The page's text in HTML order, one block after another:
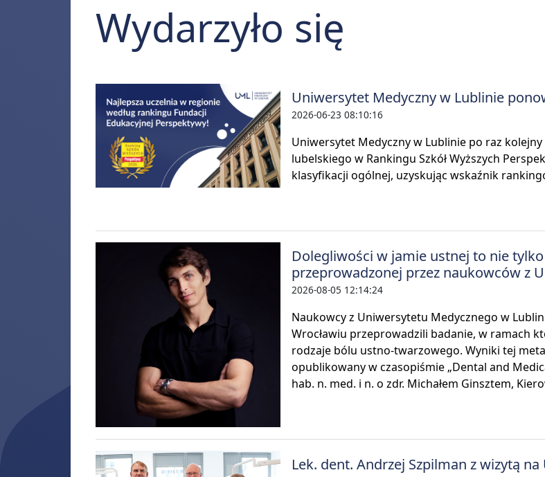
Wydarzyło się
Uniwersytet Medyczny w Lublinie
2026-06-23 08:10:16
Uniwersytet Medyczny w Lublinie po raz
lubelskiego w Rankingu Szkół Wyższych
klasyfikacji ogólnej, uzyskując wskaźnik
Dolegliwości w jamie ustnej to nie
przeprowadzonej przez naukowców z
2026-08-05 12:14:24
Naukowcy z Uniwersytetu Medycznego w
Wrocławiu przeprowadzili badanie, w ramach
rodzaje bólu ustno-twarzowego. Wyniki tej
opublikowany w czasopiśmie „Dental and
hab. n. med. i n. o zdr. Michałem Ginsztem,
Lek. dent. Andrzej Szpilman z wizytą